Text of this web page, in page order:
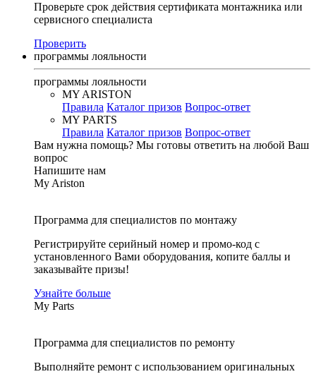
Проверьте срок действия сертификата монтажника или
сервисного специалиста
Проверить
программы лояльности
программы лояльности
MY ARISTON
Правила Каталог призов Вопрос-ответ
MY PARTS
Правила Каталог призов Вопрос-ответ
Вам нужна помощь? Мы готовы ответить на любой Ваш
вопрос
Напишите нам
My Ariston
Программа для специалистов по монтажу
Регистрируйте серийный номер и промо-код с
установленного Вами оборудования, копите баллы и
заказывайте призы!
Узнайте больше
My Parts
Программа для специалистов по ремонту
Выполняйте ремонт с использованием оригинальных